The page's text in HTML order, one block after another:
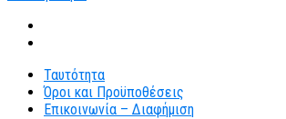
Ταυτότητα
Όροι και Προϋποθέσεις
Επικοινωνία – Διαφήμιση